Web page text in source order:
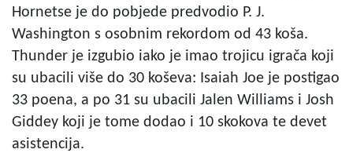
Hornetse je do pobjede predvodio P. J.
Washington s osobnim rekordom od 43 koša.
Thunder je izgubio iako je imao trojicu igrača koji
su ubacili više do 30 koševa: Isaiah Joe je postigao
33 poena, a po 31 su ubacili Jalen Williams i Josh
Giddey koji je tome dodao i 10 skokova te devet
asistencija.